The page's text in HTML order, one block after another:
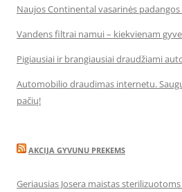
Naujos Continental vasarinės
Vandens filtrai namui – kiekvienam
Pigiausiai ir brangiausiai draudžiami
Automobilio draudimas internetu.
pačių!
AKCIJA GYVUNU PREKEMS
Geriausias Josera maistas